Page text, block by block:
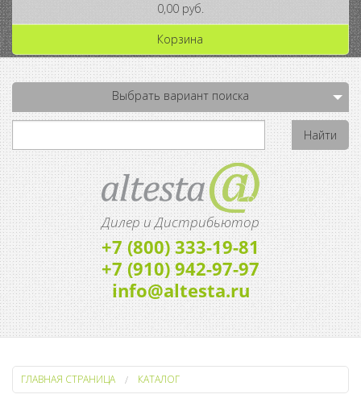
0,00 руб.
Корзина
Выбрать вариант поиска
Дилер и Дистрибьютор
+7 (800) 333-19-81
+7 (910) 942-97-97
info@altesta.ru
ГЛАВНАЯ СТРАНИЦА КАТАЛОГ